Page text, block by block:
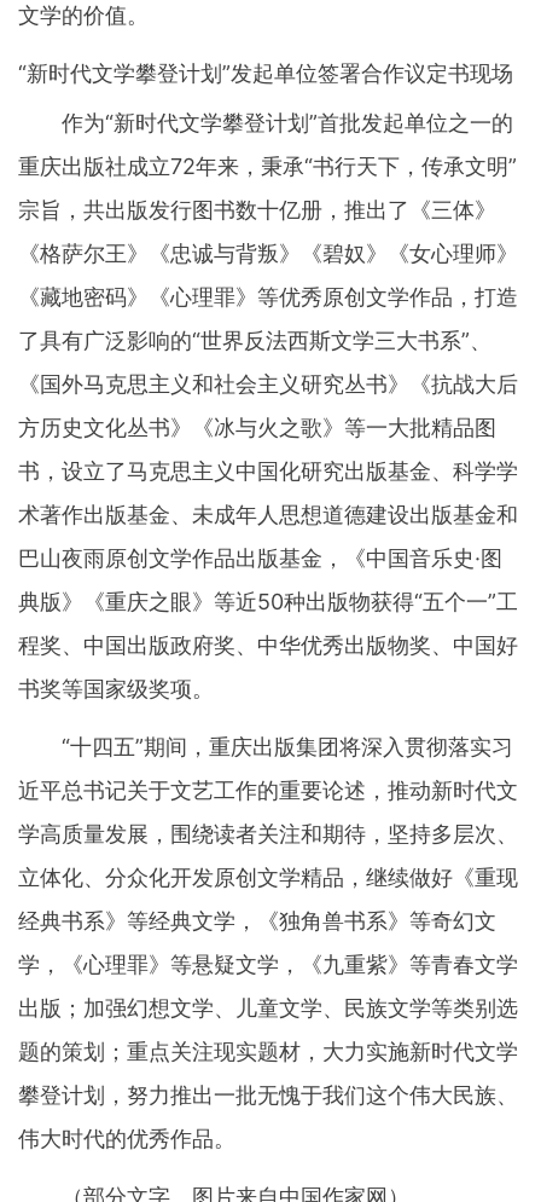
文学的价值。
“新时代文学攀登计划”发起单位签署合作议定书现场
作为“新时代文学攀登计划”首批发起单位之一的
重庆出版社成立72年来，秉承“书行天下，传承文明”
宗旨，共出版发行图书数十亿册，推出了《三体》
《格萨尔王》《忠诚与背叛》《碧奴》《女心理师》
《藏地密码》《心理罪》等优秀原创文学作品，打造
了具有广泛影响的“世界反法西斯文学三大书系”、
《国外马克思主义和社会主义研究丛书》《抗战大后
方历史文化丛书》《冰与火之歌》等一大批精品图
书，设立了马克思主义中国化研究出版基金、科学学
术著作出版基金、未成年人思想道德建设出版基金和
巴山夜雨原创文学作品出版基金，《中国音乐史·图
典版》《重庆之眼》等近50种出版物获得“五个一”工
程奖、中国出版政府奖、中华优秀出版物奖、中国好
书奖等国家级奖项。
“十四五”期间，重庆出版集团将深入贯彻落实习
近平总书记关于文艺工作的重要论述，推动新时代文
学高质量发展，围绕读者关注和期待，坚持多层次、
立体化、分众化开发原创文学精品，继续做好《重现
经典书系》等经典文学，《独角兽书系》等奇幻文
学，《心理罪》等悬疑文学，《九重紫》等青春文学
出版；加强幻想文学、儿童文学、民族文学等类别选
题的策划；重点关注现实题材，大力实施新时代文学
攀登计划，努力推出一批无愧于我们这个伟大民族、
伟大时代的优秀作品。
（部分文字、图片来自中国作家网）